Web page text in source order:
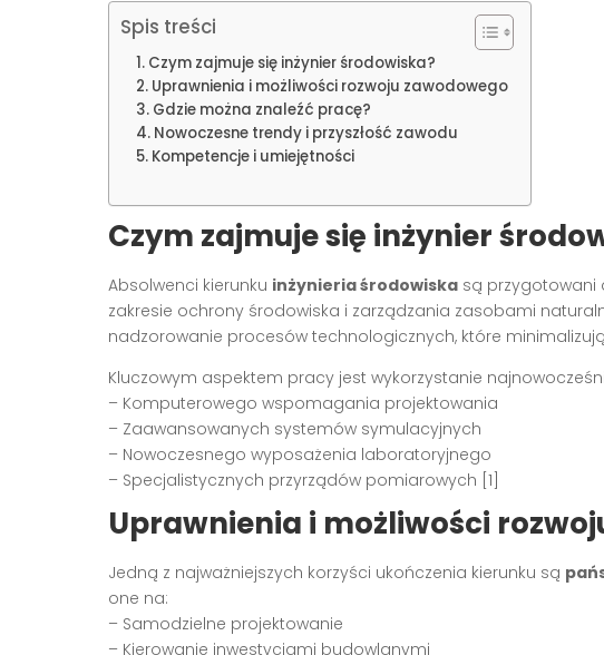
Spis treści
Czym zajmuje się inżynier środowiska?
Uprawnienia i możliwości rozwoju zawodowego
Gdzie można znaleźć pracę?
Nowoczesne trendy i przyszłość zawodu
Kompetencje i umiejętności
Czym zajmuje się inżynier
Absolwenci kierunku inżynieria środowiska są przygotowani
zakresie ochrony środowiska i zarządzania zasobami
nadzorowanie procesów technologicznych, które
Kluczowym aspektem pracy jest wykorzystanie
– Komputerowego wspomagania projektowania
– Zaawansowanych systemów symulacyjnych
– Nowoczesnego wyposażenia laboratoryjnego
– Specjalistycznych przyrządów pomiarowych [1]
Uprawnienia i możliwości
Jedną z najważniejszych korzyści ukończenia kierunku są
one na:
– Samodzielne projektowanie
– Kierowanie inwestycjami budowlanymi